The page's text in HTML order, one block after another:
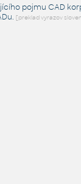
pojmu CAD
. [preklad vyrazov